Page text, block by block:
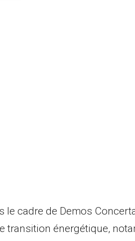
cadre de Demos
transition énergétique,